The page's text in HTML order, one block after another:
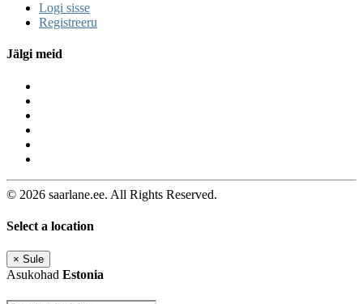
Logi sisse
Registreeru
Jälgi meid
© 2026 saarlane.ee. All Rights Reserved.
Select a location
× Sule
Asukohad Estonia